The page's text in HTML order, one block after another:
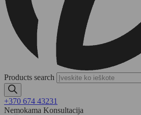
Products search
+370 674 43231
Nemokama Konsultacija